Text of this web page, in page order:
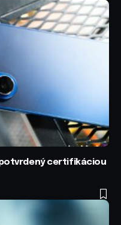
potvrdený certifikáciou